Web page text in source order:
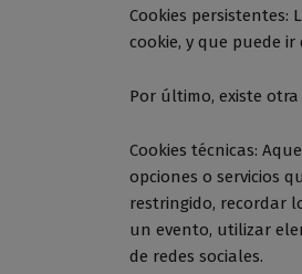
Cookies
cookie, y que puede
Por último, existe
Cookies técnicas:
opciones o servicios
restringido, recordar
un evento, utilizar
de redes sociales.